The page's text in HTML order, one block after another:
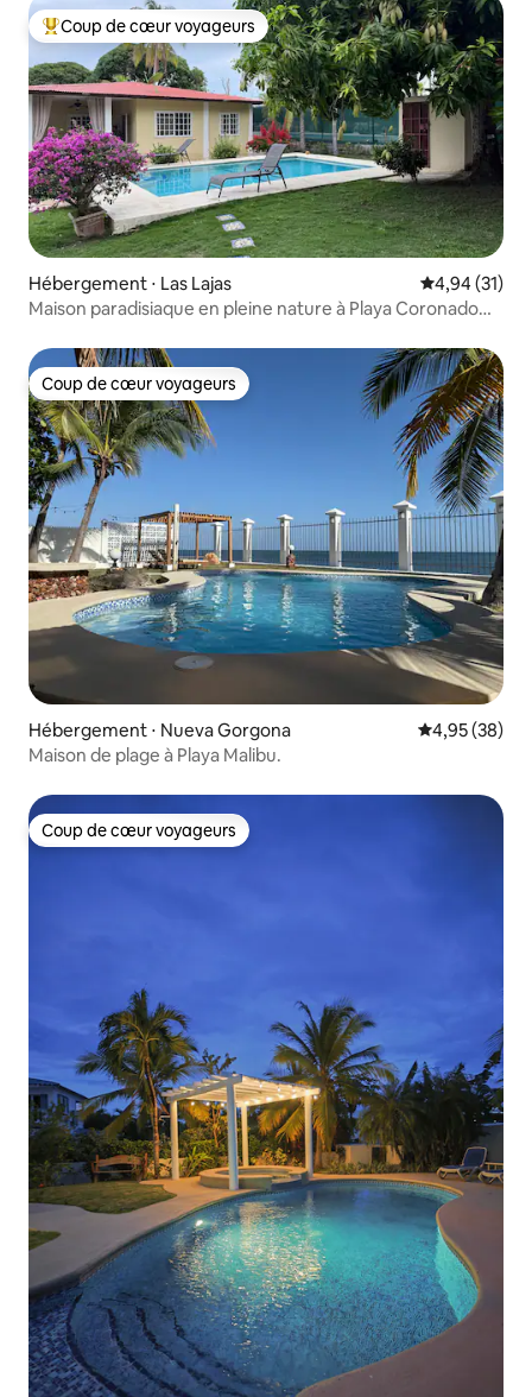
Coups de cœur voyageurs les plus appréciés
Coup de cœur voyageurs
Hébergement ⋅ Las Lajas Évaluation
4,94 (31)
Maison paradisiaque en pleine nature à Playa Coronado
Coup de cœur voyageurs
Coup de cœur voyageurs
Hébergement ⋅ Nueva Gorgona Évaluation
4,95 (38)
Maison de plage à Playa Malibu.
Coup de cœur voyageurs
Coup de cœur voyageurs